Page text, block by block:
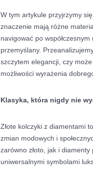
W tym artykule przyjrzymy
znaczenie mają różne
navigować po
przemyślany.
szczytem elegancji, czy
możliwości wyrażenia
Klasyka, która nigdy nie
Złote kolczyki z diamentami
zmian modowych i
zarówno złoto, jak i diamenty
uniwersalnymi symbolami